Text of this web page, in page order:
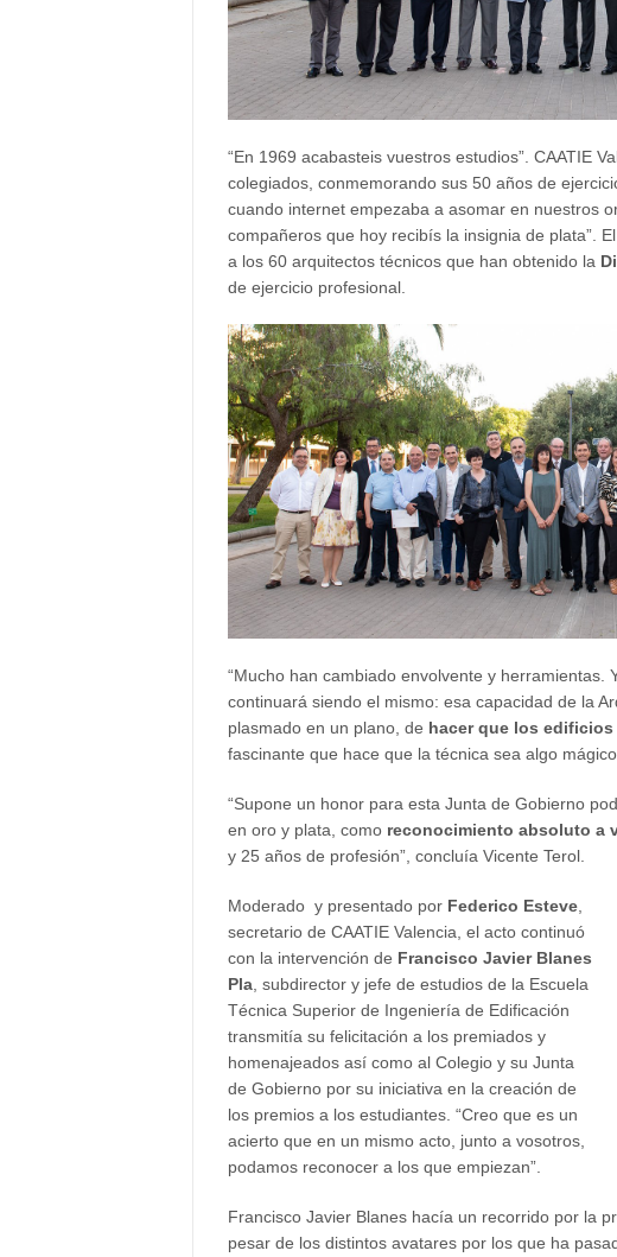
“En 1969 acabasteis vuestros estudios”. CAATIE
colegiados, conmemorando sus 50 años de
cuando internet empezaba a asomar en nuestros
compañeros que hoy recibís la insignia de plata”.
a los 60 arquitectos técnicos que han obtenido la
de ejercicio profesional.
“Mucho han cambiado envolvente y
continuará siendo el mismo: esa capacidad de la
plasmado en un plano, de hacer que los edificios
fascinante que hace que la técnica sea algo
“Supone un honor para esta Junta de Gobierno
en oro y plata, como reconocimiento absoluto a
y 25 años de profesión”, concluía Vicente Terol.
Moderado y presentado por Federico Esteve
secretario de CAATIE Valencia, el acto continuó
con la intervención de Francisco Javier Blanes
Pla , subdirector y jefe de estudios de la Escuela
Técnica Superior de Ingeniería de Edificación
transmitía su felicitación a los premiados y
homenajeados así como al Colegio y su Junta
de Gobierno por su iniciativa en la creación de
los premios a los estudiantes. “Creo que es un
acierto que en un mismo acto, junto a vosotros,
podamos reconocer a los que empiezan”.
Francisco Javier Blanes hacía un recorrido por la
pesar de los distintos avatares por los que ha